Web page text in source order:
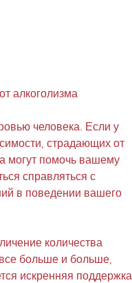
алкоголизма
человека. Если у
страдающих от
могут помочь вашему
справляться с
в поведении вашего
количества
больше и больше,
искренняя поддержка